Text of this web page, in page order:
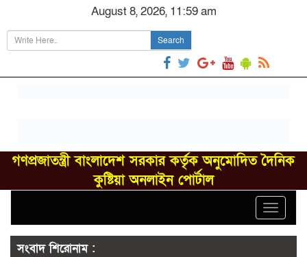
August 8, 2026, 11:59 am
Search
গণপ্রজাতন্ত্রী বাংলাদেশ সরকার কর্তৃক অনুমোদিত দৈনিক
কুষ্টিয়া অনলাইন পোর্টাল
Toggle
সংবাদ শিরোনাম :